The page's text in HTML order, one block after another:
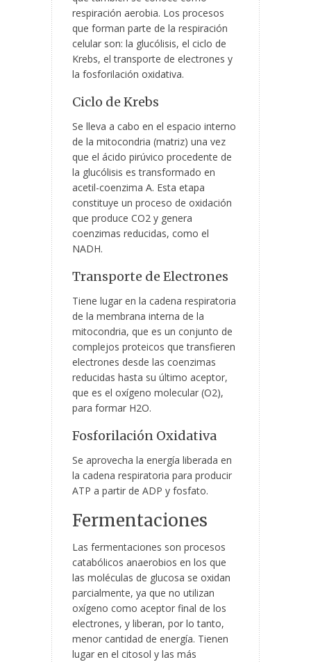
respiración aerobia. Los procesos
que forman parte de la respiración
celular son: la glucólisis, el ciclo de
Krebs, el transporte de electrones y
la fosforilación oxidativa.
Ciclo de Krebs
Se lleva a cabo en el espacio interno
de la mitocondria (matriz) una vez
que el ácido pirúvico procedente de
la glucólisis es transformado en
acetil-coenzima A. Esta etapa
constituye un proceso de oxidación
que produce CO2 y genera
coenzimas reducidas, como el
NADH.
Transporte de Electrones
Tiene lugar en la cadena respiratoria
de la membrana interna de la
mitocondria, que es un conjunto de
complejos proteicos que transfieren
electrones desde las coenzimas
reducidas hasta su último aceptor,
que es el oxígeno molecular (O2),
para formar H2O.
Fosforilación Oxidativa
Se aprovecha la energía liberada en
la cadena respiratoria para producir
ATP a partir de ADP y fosfato.
Fermentaciones
Las fermentaciones son procesos
catabólicos anaerobios en los que
las moléculas de glucosa se oxidan
parcialmente, ya que no utilizan
oxígeno como aceptor final de los
electrones, y liberan, por lo tanto,
menor cantidad de energía. Tienen
lugar en el citosol y las más